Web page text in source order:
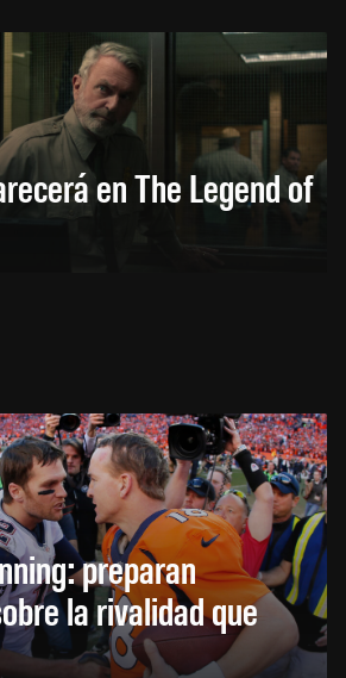
en The Legend of
preparan
la rivalidad que